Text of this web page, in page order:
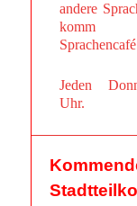
andere
komm
Jeden
Uhr.